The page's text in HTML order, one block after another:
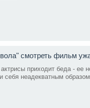
смотреть фильм
приходит беда - ее
себя неадекватным образом